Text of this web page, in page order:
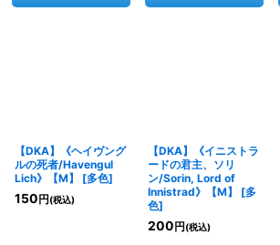
【DKA】《ヘイヴング
ルの死者/Havengul
Lich》【M】
[多色]
150 円 (税込)
【DKA】《イニストラ
ードの君主、ソリ
ン/Sorin, Lord of
Innistrad》【M】
[多
色]
200 円 (税込)